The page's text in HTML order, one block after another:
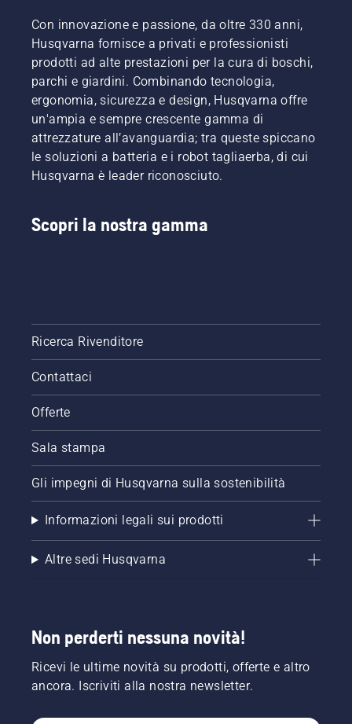
del
piatto di
taglio o
dell'accessorio
sul
tagliaerba
semplice
richiede
solo
Avvertenza!
montaggio
del
di taglio.
La molla
tende la
cinghia
può
rompersi
lesioni.
Con innovazione e passione, da oltre 330 anni,
Husqvarna fornisce a privati e professionisti
prodotti ad alte prestazioni per la cura di boschi,
parchi e giardini. Combinando tecnologia,
ergonomia, sicurezza e design, Husqvarna offre
un'ampia e sempre crescente gamma di
attrezzature all’avanguardia; tra queste spiccano
le soluzioni a batteria e i robot tagliaerba, di cui
Husqvarna è leader riconosciuto.
Scopri la nostra gamma
Ricerca Rivenditore
Contattaci
Offerte
Sala stampa
Gli impegni di Husqvarna sulla sostenibilità
Informazioni legali sui prodotti
Altre sedi Husqvarna
Non perderti nessuna novità!
Ricevi le ultime novità su prodotti, offerte e altro
ancora. Iscriviti alla nostra newsletter.